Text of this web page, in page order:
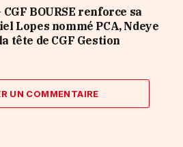
BOURSE renforce sa
Lopes nommé PCA, Ndeye
tête de CGF Gestion
UN COMMENTAIRE